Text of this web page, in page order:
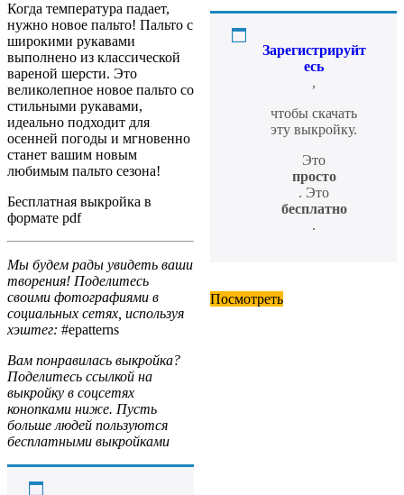
Когда температура падает,
нужно новое пальто! Пальто с
широкими рукавами
выполнено из классической
вареной шерсти. Это
великолепное новое пальто со
стильными рукавами,
идеально подходит для
осенней погоды и мгновенно
станет вашим новым
любимым пальто сезона!
Бесплатная выкройка в
формате pdf
Мы будем рады увидеть ваши
творения! Поделитесь
своими фотографиями в
социальных сетях, используя
хэштег: #epatterns
Вам понравилась выкройка?
Поделитесь ссылкой на
выкройку в соцсетях
конопками ниже. Пусть
больше людей пользуются
бесплатными выкройками
Зарегистрируйт
есь
,
чтобы скачать
эту выкройку.
Это
просто
. Это
бесплатно
.
Посмотреть